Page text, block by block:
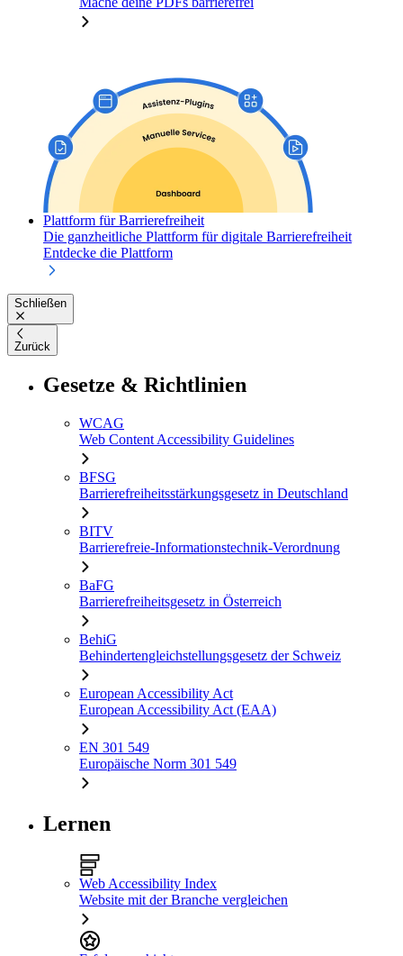
Plattform für Barrierefreiheit
Die ganzheitliche Plattform für digitale Barrierefreiheit
Entdecke die Plattform
Schließen
Zurück
Gesetze & Richtlinien
WCAG
Web Content Accessibility Guidelines
BFSG
Barrierefreiheitsstärkungsgesetz in Deutschland
BITV
Barrierefreie-Informationstechnik-Verordnung
BaFG
Barrierefreiheitsgesetz in Österreich
BehiG
Behindertengleichstellungsgesetz der Schweiz
European Accessibility Act
European Accessibility Act (EAA)
EN 301 549
Europäische Norm 301 549
Lernen
Web Accessibility Index
Website mit der Branche vergleichen